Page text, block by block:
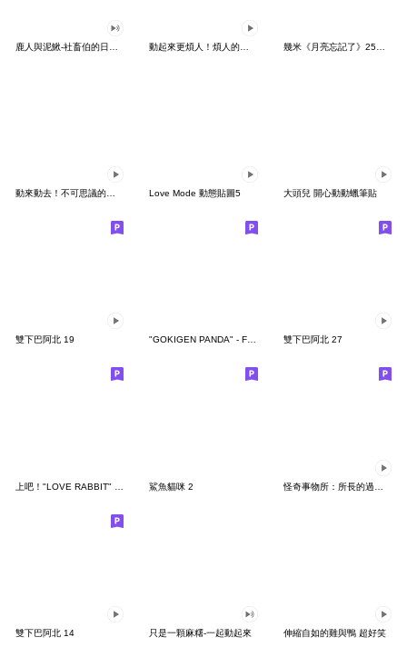
幾米《月亮忘記了》25周年 x 晴天P莉
Love Mode 動態貼圖5 大頭兒 開心動動蠟筆貼
雙下巴阿北 19 "GOKIGEN PANDA" - Feeling / global 雙下巴阿北 27
鯊魚貓咪 2
雙下巴阿北 14 只是一顆麻糬-一起動起來 伸縮自如的雞與鴨 超好笑